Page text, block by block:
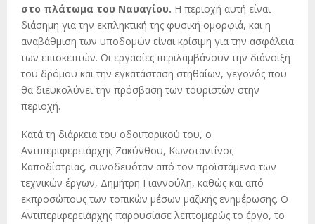
στο πλάτωμα του Ναυαγίου. Η περιοχή αυτή είναι
διάσημη για την εκπληκτική της φυσική ομορφιά, και η
αναβάθμιση των υποδομών είναι κρίσιμη για την ασφάλεια
των επισκεπτών. Οι εργασίες περιλαμβάνουν την διάνοιξη
του δρόμου και την εγκατάσταση στηθαίων, γεγονός που
θα διευκολύνει την πρόσβαση των τουριστών στην
περιοχή.
Κατά τη διάρκεια του οδοιπορικού του, ο
Αντιπεριφερειάρχης Ζακύνθου, Κωνσταντίνος
Καποδίστριας, συνοδευόταν από τον προϊστάμενο των
τεχνικών έργων, Δημήτρη Γιαννούλη, καθώς και από
εκπροσώπους των τοπικών μέσων μαζικής ενημέρωσης. Ο
Αντιπεριφερειάρχης παρουσίασε λεπτομερώς το έργο, το